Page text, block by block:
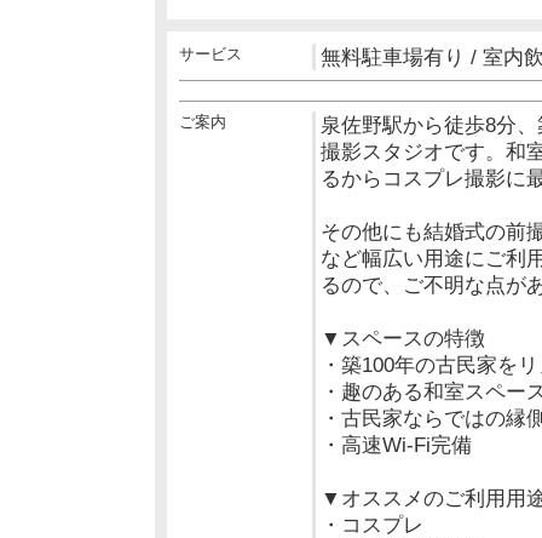
サービス 無料駐車場有り / 室内
ご案内
泉佐野駅から徒歩8分
撮影スタジオです。和
るからコスプレ撮影に
その他にも結婚式の前
など幅広い用途にご利
るので、ご不明な点が
▼スペースの特徴
・築100年の古民家を
・趣のある和室スペー
・古民家ならではの縁
・高速Wi-Fi完備
▼オススメのご利用用
・コスプレ